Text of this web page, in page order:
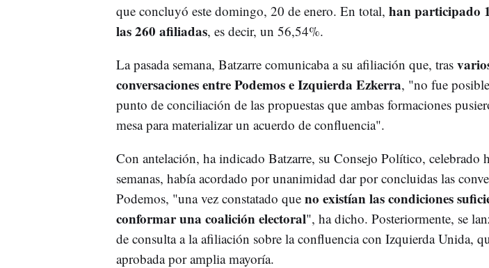
que concluyó este domingo, 20 de enero. En total, han participado
las 260 afiliadas, es decir, un 56,54%.
La pasada semana, Batzarre comunicaba a su afiliación que, tras
conversaciones entre Podemos e Izquierda Ezkerra, "no fue
punto de conciliación de las propuestas que ambas formaciones
mesa para materializar un acuerdo de confluencia".
Con antelación, ha indicado Batzarre, su Consejo Político, celebrado
semanas, había acordado por unanimidad dar por concluidas las
Podemos, "una vez constatado que no existían las condiciones
conformar una coalición electoral", ha dicho. Posteriormente, se
de consulta a la afiliación sobre la confluencia con Izquierda Unida,
aprobada por amplia mayoría.